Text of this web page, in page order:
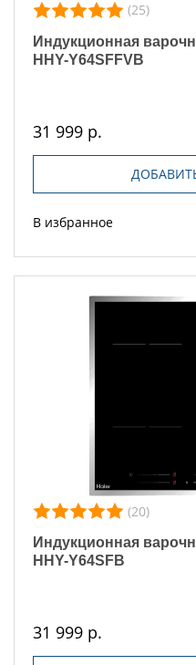
(25)
Индукционная
HHY-Y64SFFVB
31 999 р.
В избранное
(20)
Индукционная
HHY-Y64SFB
31 999 р.